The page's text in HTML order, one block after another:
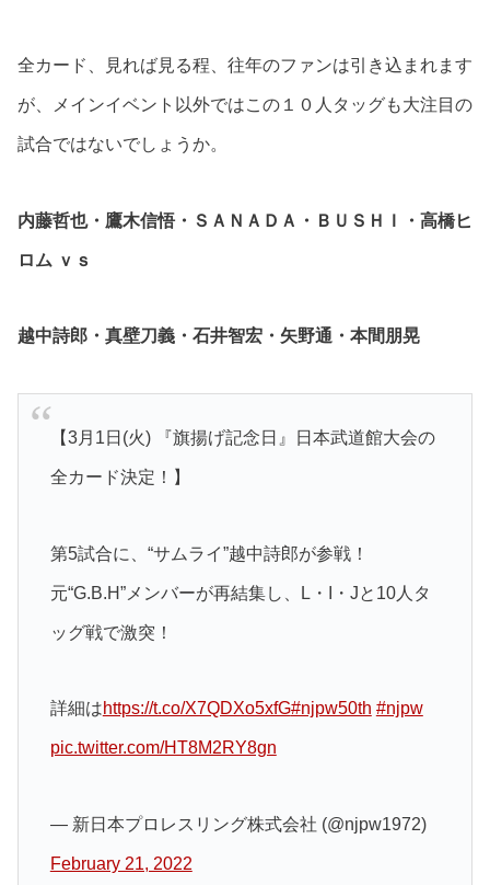
全カード、見れば見る程、往年のファンは引き込まれます
が、メインイベント以外ではこの１０人タッグも大注目の
試合ではないでしょうか。
内藤哲也・鷹木信悟・ＳＡＮＡＤＡ・ＢＵＳＨＩ・高橋ヒ
ロム ｖｓ
越中詩郎・真壁刀義・石井智宏・矢野通・本間朋晃
【3月1日(火) 『旗揚げ記念日』日本武道館大会の
全カード決定！】
第5試合に、“サムライ”越中詩郎が参戦！
元“G.B.H”メンバーが再結集し、L・I・Jと10人タ
ッグ戦で激突！
詳細はhttps://t.co/X7QDXo5xfG#njpw50th #njpw
pic.twitter.com/HT8M2RY8gn
— 新日本プロレスリング株式会社 (@njpw1972)
February 21, 2022